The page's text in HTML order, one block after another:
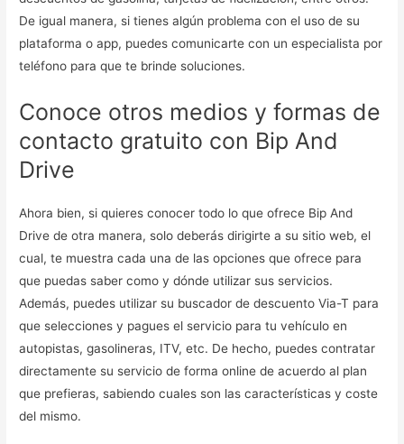
De igual manera, si tienes algún problema con el uso de su
plataforma o app, puedes comunicarte con un especialista por
teléfono para que te brinde soluciones.
Conoce otros medios y formas de
contacto gratuito con Bip And
Drive
Ahora bien, si quieres conocer todo lo que ofrece Bip And
Drive de otra manera, solo deberás dirigirte a su sitio web, el
cual, te muestra cada una de las opciones que ofrece para
que puedas saber como y dónde utilizar sus servicios.
Además, puedes utilizar su buscador de descuento Via-T para
que selecciones y pagues el servicio para tu vehículo en
autopistas, gasolineras, ITV, etc. De hecho, puedes contratar
directamente su servicio de forma online de acuerdo al plan
que prefieras, sabiendo cuales son las características y coste
del mismo.